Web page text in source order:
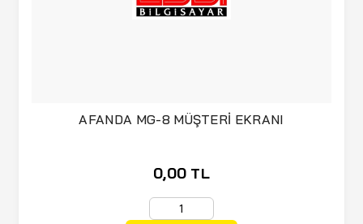
AFANDA MG-8 MÜŞTERİ EKRANI
0,00 TL